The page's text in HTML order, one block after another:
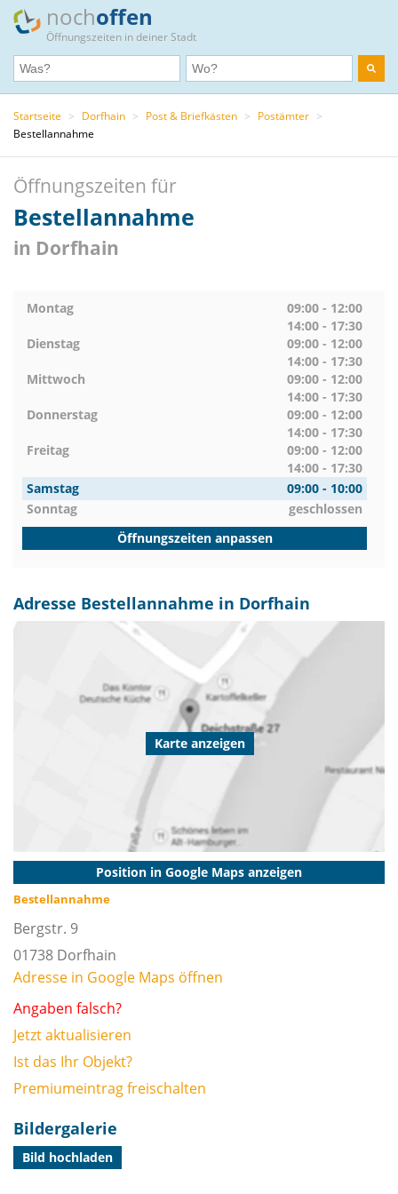
nochoffen
Öffnungszeiten in deiner Stadt
Startseite > Dorfhain > Post & Briefkästen > Postämter >
Bestellannahme
Öffnungszeiten für
Bestellannahme
in Dorfhain
Montag
09:00 - 12:00
14:00 - 17:30
Dienstag
09:00 - 12:00
14:00 - 17:30
Mittwoch
09:00 - 12:00
14:00 - 17:30
Donnerstag
09:00 - 12:00
14:00 - 17:30
Freitag
09:00 - 12:00
14:00 - 17:30
Samstag
09:00 - 10:00
Sonntag
geschlossen
Öffnungszeiten anpassen
Adresse Bestellannahme in Dorfhain
Karte anzeigen
Position in Google Maps anzeigen
Bestellannahme
Bergstr. 9
01738 Dorfhain
Adresse in Google Maps öffnen
Angaben falsch?
Jetzt aktualisieren
Ist das Ihr Objekt?
Premiumeintrag freischalten
Bildergalerie
Bild hochladen